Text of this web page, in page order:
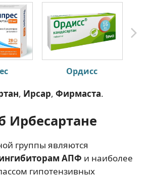
Ордисс
, Ирсар, Фирмаста.
Ирбесартане
группы являются
АПФ и наиболее
гипотензивных